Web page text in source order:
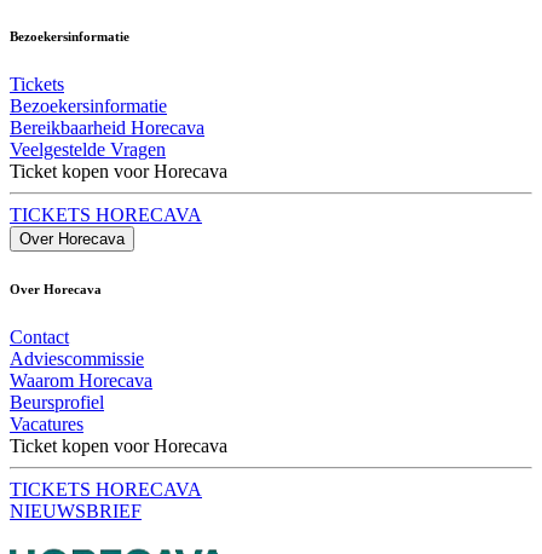
Bezoekersinformatie
Tickets
Bezoekersinformatie
Bereikbaarheid Horecava
Veelgestelde Vragen
Ticket kopen voor Horecava
TICKETS HORECAVA
Over Horecava
Over Horecava
Contact
Adviescommissie
Waarom Horecava
Beursprofiel
Vacatures
Ticket kopen voor Horecava
TICKETS HORECAVA
NIEUWSBRIEF